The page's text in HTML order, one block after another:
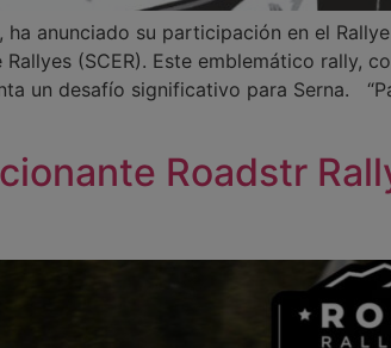
anunciado su participación en el
(SCER). Este emblemático rally,
un desafío significativo para Serna.
Roadstr